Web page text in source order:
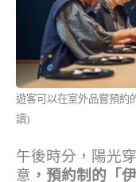
遊客可以在室外品嘗預約
讀)
午後時分，陽光
意 ，預約制的「